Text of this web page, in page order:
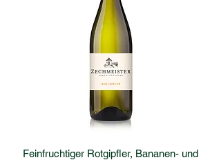
Feinfruchtiger Rotgipfler, Bananen- und